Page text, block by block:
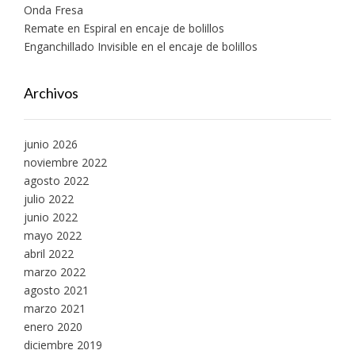
Onda Fresa
Remate en Espiral en encaje de bolillos
Enganchillado Invisible en el encaje de bolillos
Archivos
junio 2026
noviembre 2022
agosto 2022
julio 2022
junio 2022
mayo 2022
abril 2022
marzo 2022
agosto 2021
marzo 2021
enero 2020
diciembre 2019